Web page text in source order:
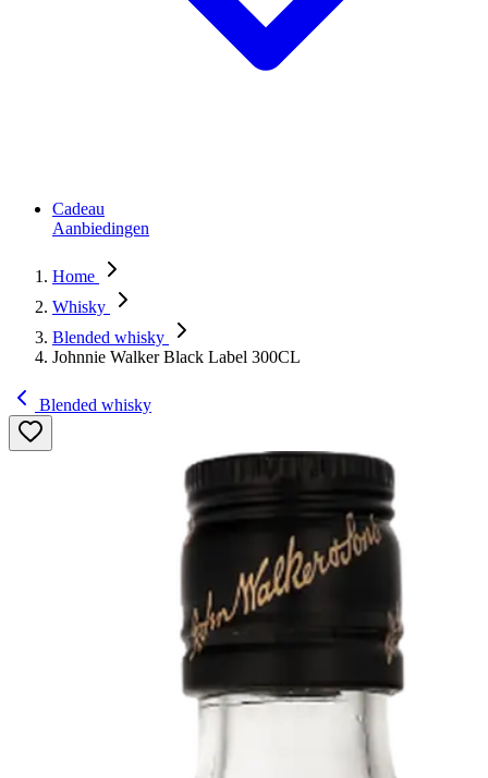
Cadeau
Aanbiedingen
Home
Whisky
Blended whisky
Johnnie Walker Black Label 300CL
Blended whisky